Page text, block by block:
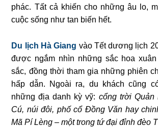
phác. Tất cả khiến cho những âu lo,
cuộc sống như tan biến hết.
Du lịch Hà Giang vào Tết dương lịch
được ngắm nhìn những sắc hoa
sắc, đồng thời tham gia những phiên
hấp dẫn. Ngoài ra, du khách cũng
những địa danh kỳ vỹ: cổng trời Quản
Cú, núi đôi, phố cổ Đồng Văn hay
Mã Pí Lèng – một trong tứ đại đỉnh đèo